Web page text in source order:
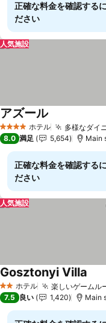
正確な料金を確認する
ださい
人気施設
4 ホテルのランク
ホテル 多様なダイ
アズール
8.0 満足 5,654 Main
正確な料金を確認する
ださい
人気施設
2 ホテルのランク
ホテル 楽しいゲームル
Gosztonyi Villa
7.5 良い 1,420 Main